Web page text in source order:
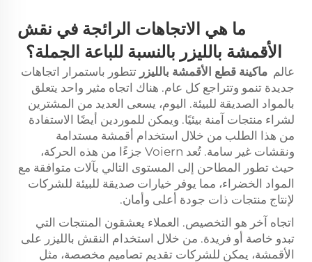
ما هي الاتجاهات الرائجة في نقش
الأقمشة بالليزر بالنسبة للباعة الجملة؟
عالم ماكينة قطع الأقمشة بالليزر تتطور باستمرار اتجاهات
جديدة تنمو وتتراجع كل عام. هناك اتجاه مثير واحد يتعلق
بالمواد الصديقة للبيئة. اليوم، يسعى العديد من المشترين
لشراء منتجات آمنة بيئيًا. ويمكن للموردين أيضًا الاستفادة
من هذا الطلب من خلال استخدام أقمشة مستدامة
ونقشات غير سامة. تُعد Voiern جزءًا من هذه الحركة،
حيث تطور المطاحن إلى المستوى التالي بآلات متوافقة مع
المواد الخضراء، مما يوفر خيارات صديقة للبيئة للشركات
لإنتاج منتجات ذات جودة أعلى وأمان.
اتجاه آخر هو التخصيص. العملاء يعشقون المنتجات التي
تبدو خاصة أو فريدة. من خلال استخدام النقش بالليزر على
الأقمشة، يمكن للشركات تقديم تصاميم مخصصة، مثل